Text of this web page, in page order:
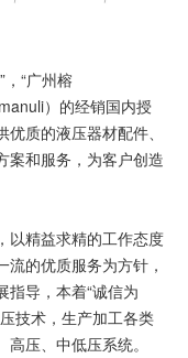
，“广州榕
）的经销国内授
质的液压器材配件、
案和服务，为客户创造
以精益求精的工作态度
的优质服务为方针，
指导，本着“诚信为
技术，生产加工各类
压、中低压系统。